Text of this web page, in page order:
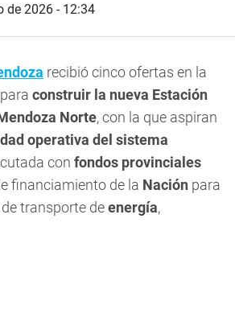
de 2026 - 12:34
recibió cinco ofertas en la
construir la nueva Estación
Norte, con la que aspiran
operativa del sistema
con fondos provinciales
financiamiento de la Nación para
transporte deenergía,